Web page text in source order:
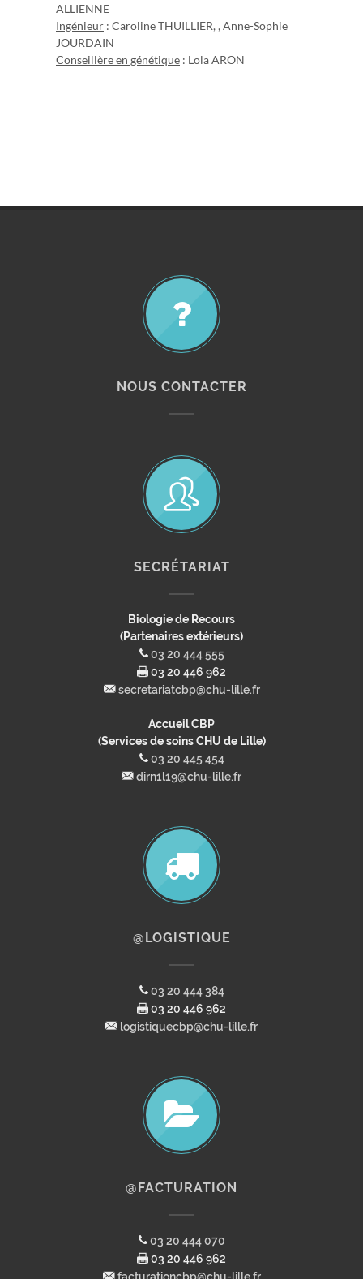
ALLIENNE
Ingénieur : Caroline THUILLIER, , Anne-Sophie
JOURDAIN
Conseillère en génétique : Lola ARON
NOUS CONTACTER
SECRÉTARIAT
Biologie de Recours
(Partenaires extérieurs)
03 20 444 555
03 20 446 962
secretariatcbp@chu-lille.fr
Accueil CBP
(Services de soins CHU de Lille)
03 20 445 454
dirn1l19@chu-lille.fr
@LOGISTIQUE
03 20 444 384
03 20 446 962
logistiquecbp@chu-lille.fr
@FACTURATION
03 20 444 070
03 20 446 962